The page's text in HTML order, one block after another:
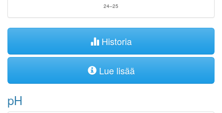
24–25
Historia
Lue lisää
pH